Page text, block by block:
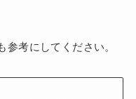
考にしてください。